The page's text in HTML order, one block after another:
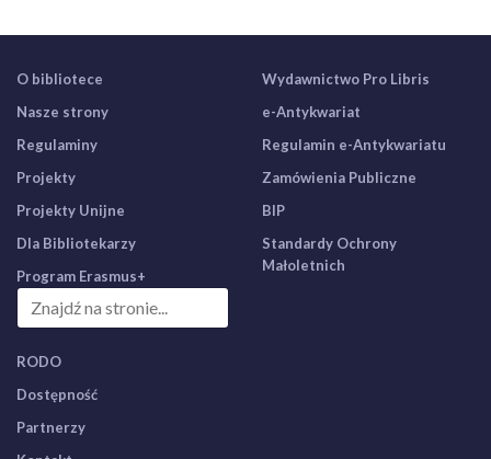
O bibliotece
Nasze strony
Regulaminy
Projekty
Projekty Unijne
Dla Bibliotekarzy
Program Erasmus+
Wydawnictwo Pro Libris
e-Antykwariat
Regulamin e-Antykwariatu
Zamówienia Publiczne
BIP
Standardy Ochrony
Małoletnich
RODO
Dostępność
Partnerzy